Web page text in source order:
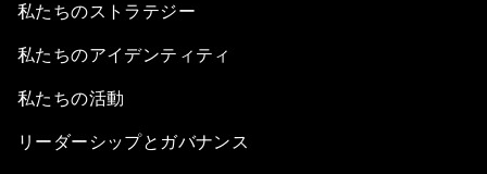
私たちのストラテジー
私たちのアイデンティティ
私たちの活動
リーダーシップとガバナンス